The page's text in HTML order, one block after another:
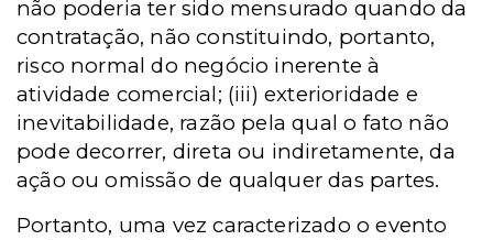
não poderia ter sido mensurado quando da
contratação, não constituindo, portanto,
risco normal do negócio inerente à
atividade comercial; (iii) exterioridade e
inevitabilidade, razão pela qual o fato não
pode decorrer, direta ou indiretamente, da
ação ou omissão de qualquer das partes.
Portanto, uma vez caracterizado o evento